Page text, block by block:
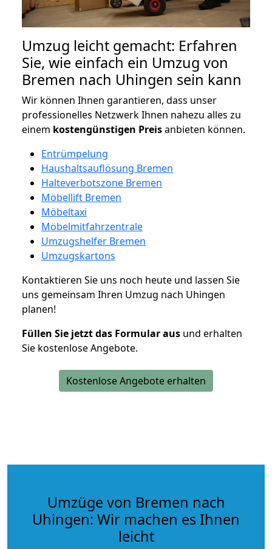
Umzug leicht gemacht: Erfahren
Sie, wie einfach ein Umzug von
Bremen nach Uhingen sein kann
Wir können Ihnen garantieren, dass unser
professionelles Netzwerk Ihnen nahezu alles zu
einem kostengünstigen Preisanbieten können.
Entrümpelung
Haushaltsauflösung Bremen
Halteverbotszone Bremen
Möbellift Bremen
Möbeltaxi
Möbelmitfahrzentrale
Umzugshelfer Bremen
Umzugskartons
Kontaktieren Sie uns noch heute und lassen Sie
uns gemeinsam Ihren Umzug nach Uhingen
planen!
Füllen Sie jetzt das Formular aus und erhalten
Sie kostenlose Angebote.
Kostenlose Angebote erhalten
Umzüge von Bremen nach
Uhingen: Wir machen es Ihnen
leicht